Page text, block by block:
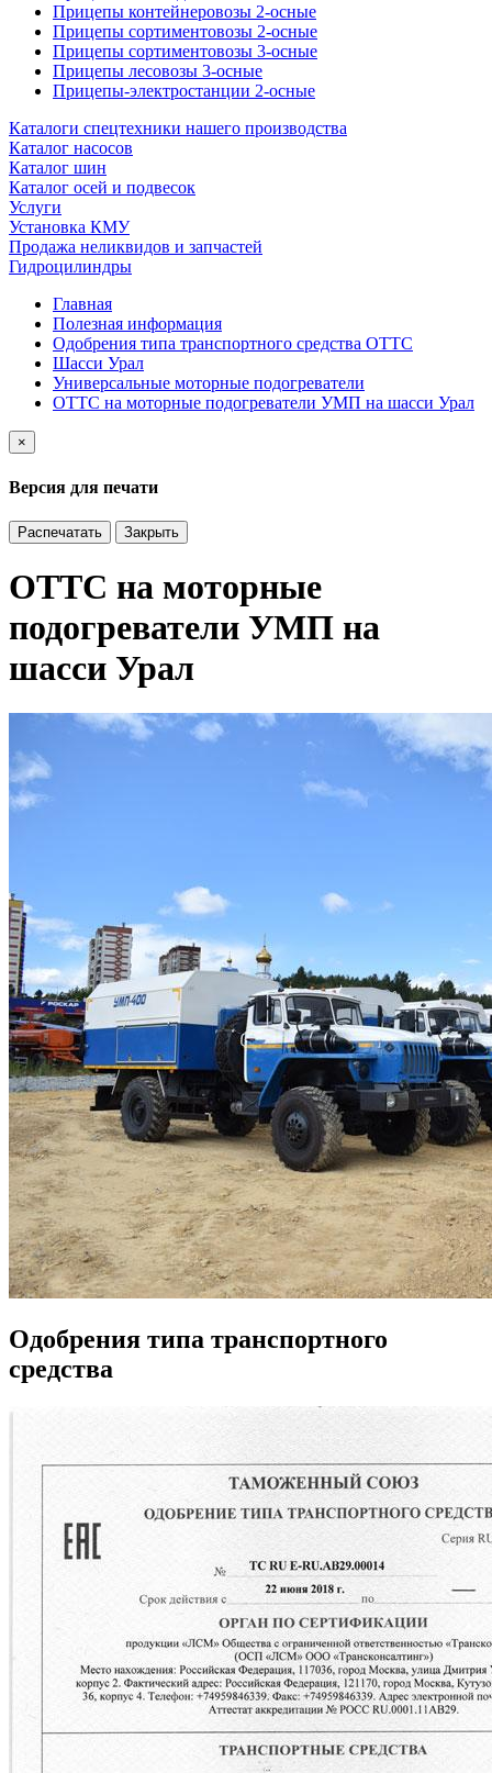
Прицепы контейнеровозы 2-осные
Прицепы сортиментовозы 2-осные
Прицепы сортиментовозы 3-осные
Прицепы лесовозы 3-осные
Прицепы-электростанции 2-осные
Каталоги спецтехники нашего производства
Каталог насосов
Каталог шин
Каталог осей и подвесок
Услуги
Установка КМУ
Продажа неликвидов и запчастей
Гидроцилиндры
Главная
Полезная информация
Одобрения типа транспортного средства ОТТС
Шасси Урал
Универсальные моторные подогреватели
ОТТС на моторные подогреватели УМП на шасси Урал
×
Версия для печати
Распечатать Закрыть
ОТТС на моторные
подогреватели УМП на
шасси Урал
Одобрения типа транспортного
средства